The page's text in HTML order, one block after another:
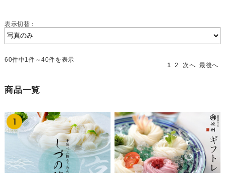
表示切替：
60件中1件～40件を表示
1 2 次へ 最後へ
商品一覧